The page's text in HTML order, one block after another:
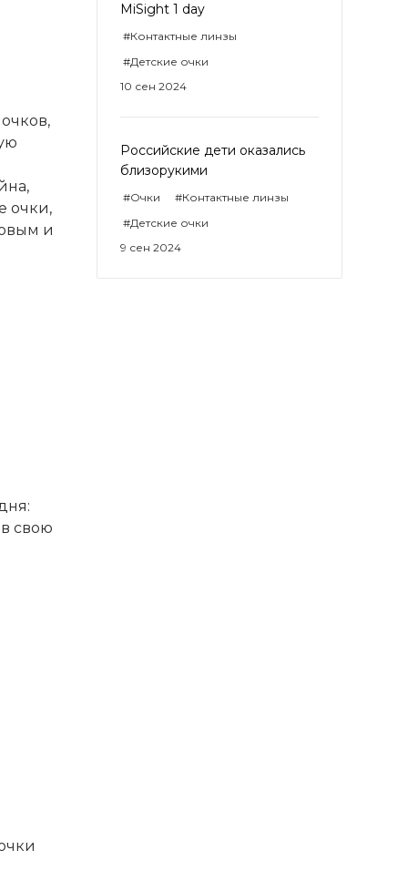
MiSight 1 day
#Контактные линзы
#Детские очки
10 сен 2024
Российские дети оказались
близорукими
#Очки
#Контактные линзы
#Детские очки
9 сен 2024
очки,
и
свою